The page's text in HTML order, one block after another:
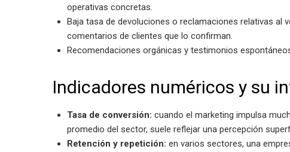
operativas concretas.
Baja tasa de devoluciones o reclamaciones relativas al
comentarios de clientes que lo confirman.
Recomendaciones orgánicas y testimonios
Indicadores numéricos y su
Tasa de conversión: cuando el marketing impulsa
promedio del sector, suele reflejar una percepción
Retención y repetición: en varios sectores, una